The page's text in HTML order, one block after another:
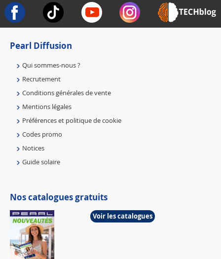
Pearl Diffusion
Qui sommes-nous ?
Recrutement
Conditions générales de vente
Mentions légales
Préférences et politique de cookie
Codes promo
Notices
Guide solaire
Nos catalogues gratuits
Voir les catalogues